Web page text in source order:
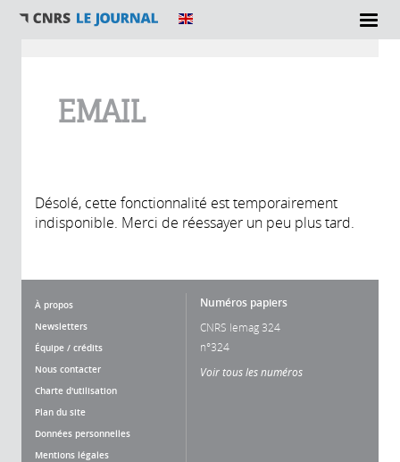
EMAIL
Désolé, cette fonctionnalité est temporairement
indisponible. Merci de réessayer un peu plus tard.
À propos
Newsletters
Équipe / crédits
Nous contacter
Charte d'utilisation
Plan du site
Données personnelles
Mentions légales
Numéros papiers
CNRS lemag 324
n°324
Voir tous les numéros